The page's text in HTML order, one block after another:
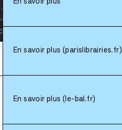
En savoir plus (parislibrairies.fr)
En savoir plus (le-bal.fr)